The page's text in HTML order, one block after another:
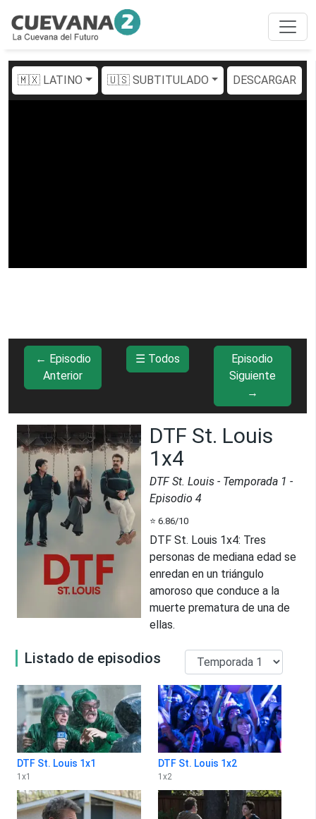
🇲🇽 LATINO 🇺🇸 SUBTITULADO DESCARGAR
← Episodio
Anterior
☰ Todos
Episodio
Siguiente
→
DTF St. Louis
1x4
DTF St. Louis - Temporada 1 -
Episodio 4
⭐ 6.86/10
DTF St. Louis 1x4: Tres
personas de mediana edad se
enredan en un triángulo
amoroso que conduce a la
muerte prematura de una de
ellas.
Listado de episodios
DTF St. Louis 1x1
1 x1
DTF St. Louis 1x2
1 x2